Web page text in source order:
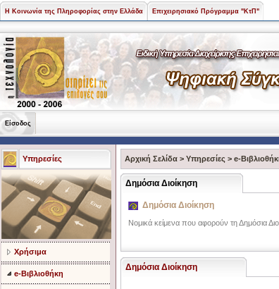
Η Κοινωνία της Πληροφορίας στην Ελλάδα Επιχειρησιακό Πρόγραμμα "ΚτΠ"
Είσοδος
Υπηρεσίες
Χρήσιμα
e-Βιβλιοθήκη
Αρχική Σελίδα > Υπηρεσίες > e-
Δημόσια Διοίκηση
Δημόσια Διοίκηση
Νομικά κείμενα που αφορούν τη Δημόσια
Δημόσια Διοίκηση